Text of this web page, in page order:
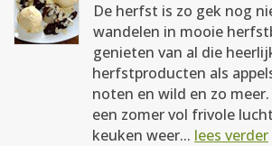
De herfst is zo gek nog
wandelen in mooie
genieten van al die
herfstproducten als
noten en wild en zo
een zomer vol frivole
keuken weer... lees verder